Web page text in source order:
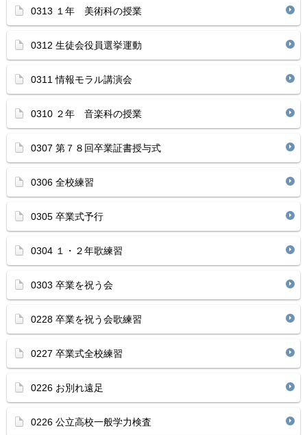
0313 １年 美術科の授業
0312 生徒会役員選挙運動
0311 情報モラル講演会
0310 ２年 音楽科の授業
0307 第７８回卒業証書授与式
0306 全校練習
0305 卒業式予行
0304 １・２年歌練習
0303 卒業を祝う会
0228 卒業を祝う会歌練習
0227 卒業式全校練習
0226 お別れ遠足
0226 公立高校一般学力検査